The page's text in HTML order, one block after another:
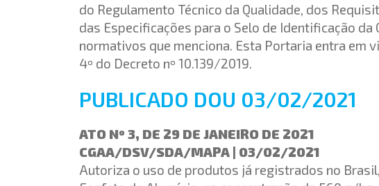
do Regulamento Técnico da Qualidade, dos
das Especificações para o Selo de Identificação da
normativos que menciona. Esta Portaria entra em
4º do Decreto nº 10.139/2019.
PUBLICADO DOU 03/02/2021
ATO Nº 3, DE 29 DE JANEIRO DE 2021
CGAA/DSV/SDA/MAPA | 03/02/2021
Autoriza o uso de produtos já registrados no